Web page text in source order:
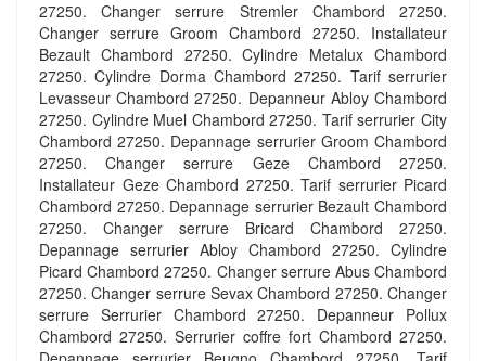
27250. Changer serrure Stremler Chambord 27250.
Changer serrure Groom Chambord 27250. Installateur
Bezault Chambord 27250. Cylindre Metalux Chambord
27250. Cylindre Dorma Chambord 27250. Tarif serrurier
Levasseur Chambord 27250. Depanneur Abloy Chambord
27250. Cylindre Muel Chambord 27250. Tarif serrurier City
Chambord 27250. Depannage serrurier Groom Chambord
27250. Changer serrure Geze Chambord 27250.
Installateur Geze Chambord 27250. Tarif serrurier Picard
Chambord 27250. Depannage serrurier Bezault Chambord
27250. Changer serrure Bricard Chambord 27250.
Depannage serrurier Abloy Chambord 27250. Cylindre
Picard Chambord 27250. Changer serrure Abus Chambord
27250. Changer serrure Sevax Chambord 27250. Changer
serrure Serrurier Chambord 27250. Depanneur Pollux
Chambord 27250. Serrurier coffre fort Chambord 27250.